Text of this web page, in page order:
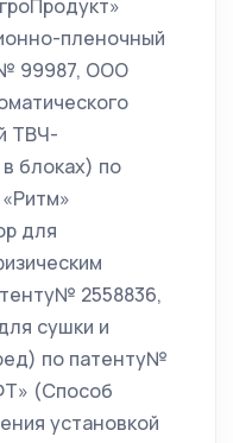
пленочный
99987, ООО
ТВЧ-
блоках) по
для
2558836,
сушки и
по патенту№
(Способ
установкой